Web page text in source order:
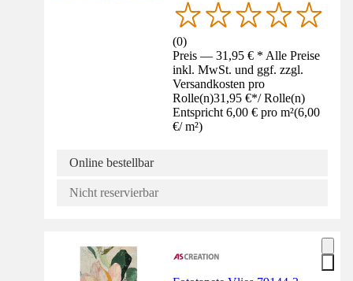
(0)
Preis — 31,95 € * Alle Preise
inkl. MwSt. und ggf. zzgl.
Versandkosten pro
Rolle(n)31,95 €*/ Rolle(n)
Entspricht 6,00 € pro m²(6,00
€/ m²)
Online bestellbar
Nicht reservierbar